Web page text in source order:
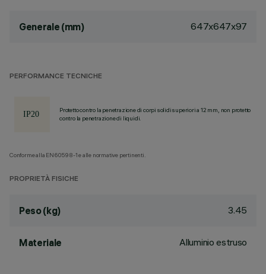
Generale (mm) 647x647x97
PERFORMANCE TECNICHE
Protetto contro la penetrazione di corpi solidi superiori a 12 mm, non protetto
contro la penetrazione di liquidi.
Conforme alla EN60598-1 e alle normative pertinenti.
PROPRIETÀ FISICHE
Peso (kg) 3.45
Materiale Alluminio estruso